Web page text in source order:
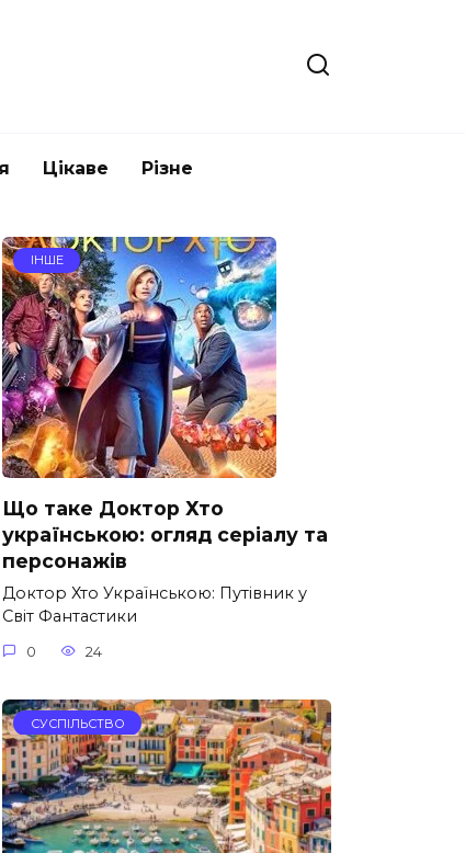
Цікаве Різне
ІНШЕ
Що таке Доктор Хто
українською: огляд серіалу та
персонажів
Доктор Хто Українською: Путівник у
Світ Фантастики
0 24
СУСПІЛЬСТВО